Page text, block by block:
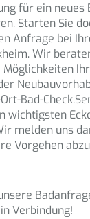
für ein neues
Starten Sie
Anfrage bei
Wir
Bad-
wichtigsten
melden uns
Vorgehen
Verbindung!